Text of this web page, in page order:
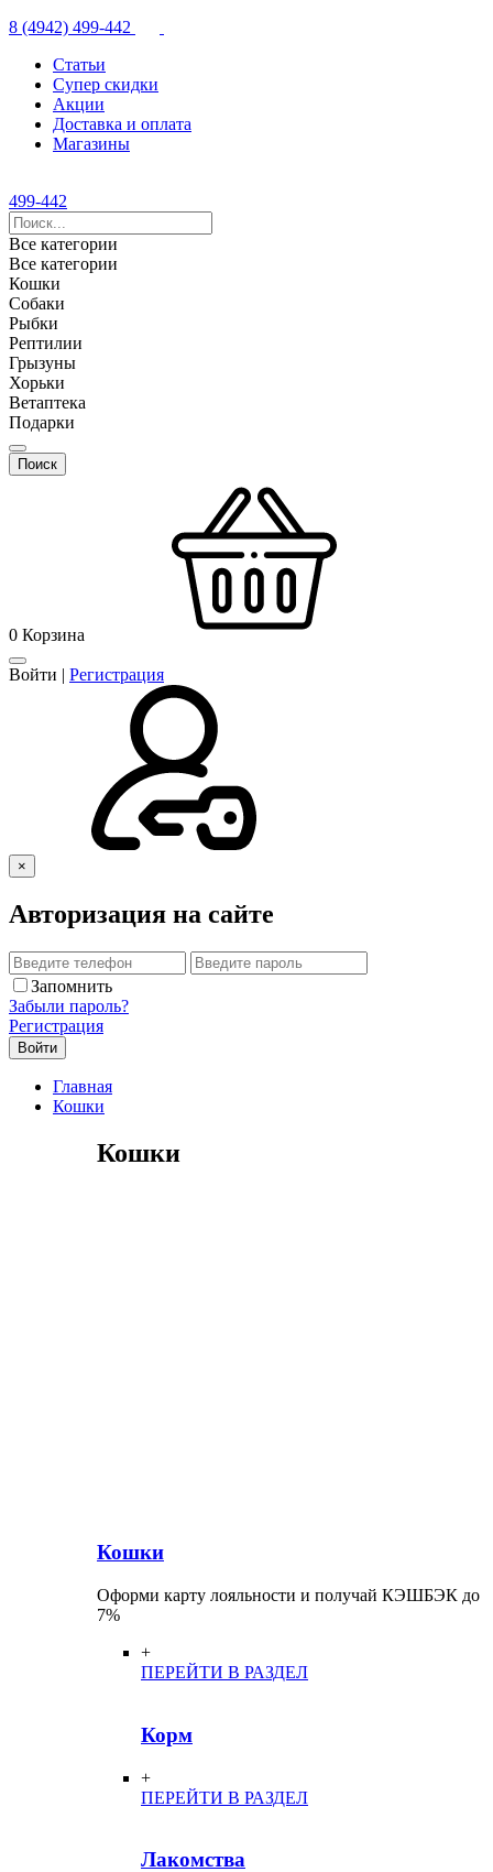
8 (4942) 499-442
Статьи
Супер скидки
Акции
Доставка и оплата
Магазины
499-442
Все категории
Все категории
Кошки
Собаки
Рыбки
Рептилии
Грызуны
Хорьки
Ветаптека
Подарки
0 Корзина
Войти | Регистрация
×
Авторизация на сайте
Запомнить
Забыли пароль?
Регистрация
Главная
Кошки
Кошки
Кошки
Оформи карту лояльности и получай КЭШБЭК до
7%
+
ПЕРЕЙТИ В РАЗДЕЛ
Корм
+
ПЕРЕЙТИ В РАЗДЕЛ
Лакомства